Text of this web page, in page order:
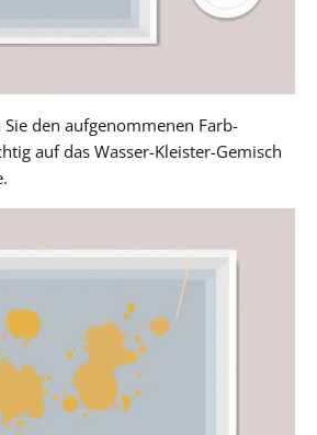
den aufgenommenen Farb-
auf das Wasser-Kleister-Gemisch